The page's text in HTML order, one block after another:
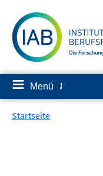
zum
Inhalt
≡ Menü ✘
Startseite